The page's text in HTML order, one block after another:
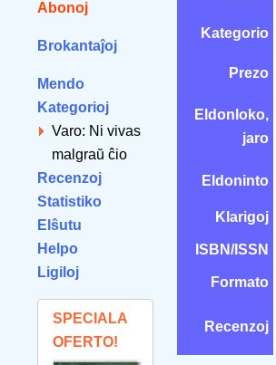
Abonoj
Brokantaĵoj
Mendo
Kategorioj
Varo: Ni vivas
malgraŭ ĉio
Recenzoj
Statistiko
Elŝutu
Helpo
Ligiloj
SPECIALA
OFERTO!
Kategorio
Prezo
Eldonloko,
jaro
Eldoninto
Klarigoj
ISBN/ISSN
Formato
Recenzoj